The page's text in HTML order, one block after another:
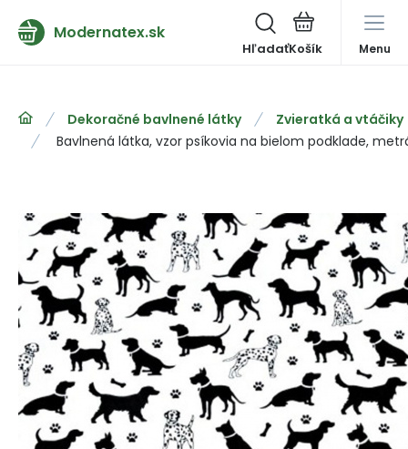
Modernatex.sk
Hľadať Menu
Dekoračné bavlnené látky
Zvieratká a vtáčiky
Bavlnená látka, vzor psíkovia na bielom podklade,